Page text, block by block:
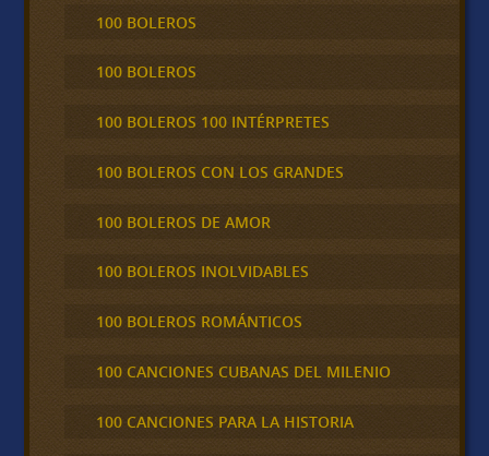
100 BOLEROS
100 BOLEROS
100 BOLEROS 100 INTÉRPRETES
100 BOLEROS CON LOS GRANDES
100 BOLEROS DE AMOR
100 BOLEROS INOLVIDABLES
100 BOLEROS ROMÁNTICOS
100 CANCIONES CUBANAS DEL MILENIO
100 CANCIONES PARA LA HISTORIA